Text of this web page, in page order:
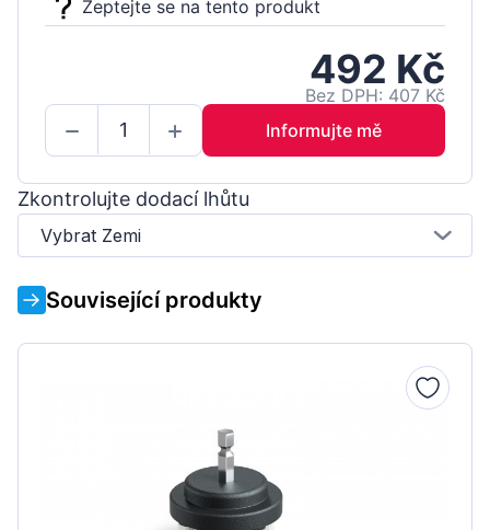
Zeptejte se na tento produkt
492 Kč
Bez DPH: 407 Kč
Informujte mě
Zkontrolujte dodací lhůtu
Vybrat Zemi
Související produkty